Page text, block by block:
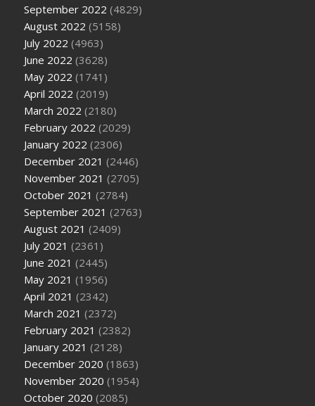
September 2022 (4829)
August 2022 (5158)
July 2022 (4963)
June 2022 (3628)
May 2022 (1741)
April 2022 (2019)
March 2022 (2180)
February 2022 (2029)
January 2022 (2306)
December 2021 (2446)
November 2021 (2705)
October 2021 (2784)
September 2021 (2763)
August 2021 (2409)
July 2021 (2361)
June 2021 (2445)
May 2021 (1956)
April 2021 (2342)
March 2021 (2372)
February 2021 (2382)
January 2021 (2128)
December 2020 (1863)
November 2020 (1954)
October 2020 (2085)